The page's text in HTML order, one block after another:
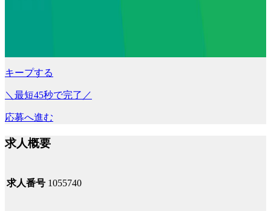
キープする
＼最短45秒で完了／
応募へ進む
求人概要
求人番号 1055740